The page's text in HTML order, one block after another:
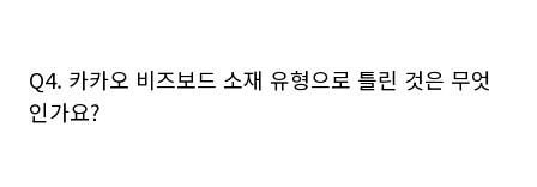
Q4. 카카오 비즈보드 소재 유형으로 틀린 것은 무엇
인가요?